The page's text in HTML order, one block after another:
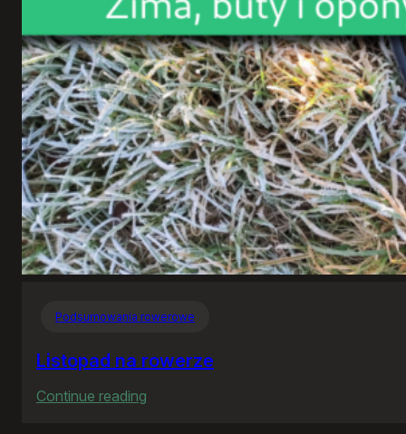
Podsumowania rowerowe
Listopad na rowerze
Continue reading